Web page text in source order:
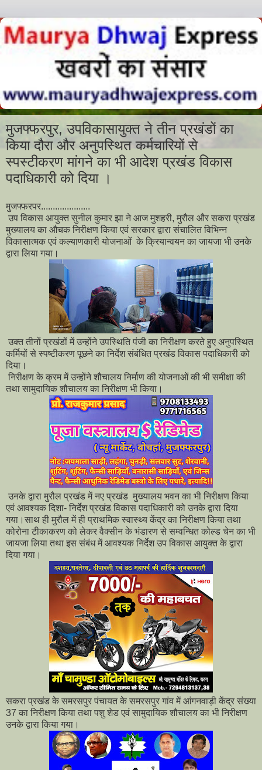
मुजफ्फरपुर, उपविकासायुक्त ने तीन प्रखंडों का
किया दौरा और अनुपस्थित कर्मचारियों से
स्पस्टीकरण मांगने का भी आदेश प्रखंड विकास
पदाधिकारी को दिया ।
मुजफ्फरपर.....................
उप विकास आयुक्त सुनील कुमार झा ने आज मुशहरी, मुरौल और सकरा प्रखंड
मुख्यालय का औचक निरीक्षण किया एवं सरकार द्वारा संचालित विभिन्न
विकासात्मक एवं कल्याणकारी योजनाओं के क्रियान्वयन का जायजा भी उनके
द्वारा लिया गया।
उक्त तीनों प्रखंडों में उन्होंने उपस्थिति पंजी का निरीक्षण करते हुए अनुपस्थित
कर्मियों से स्पष्टीकरण पूछने का निर्देश संबंधित प्रखंड विकास पदाधिकारी को
दिया।
निरीक्षण के क्रम में उन्होंने शौचालय निर्माण की योजनाओं की भी समीक्षा की
तथा सामुदायिक शौचालय का निरीक्षण भी किया।
उनके द्वारा मुरौल प्रखंड में नए प्रखंड मुख्यालय भवन का भी निरीक्षण किया
एवं आवश्यक दिशा- निर्देश प्रखंड विकास पदाधिकारी को उनके द्वारा दिया
गया।साथ ही मुरौल में ही प्राथमिक स्वास्थ्य केंद्र का निरीक्षण किया तथा
कोरोना टीकाकरण को लेकर वैक्सीन के भंडारण से सम्वन्धित कोल्ड चेन का भी
जायजा लिया तथा इस संबंध में आवश्यक निर्देश उप विकास आयुक्त के द्वारा
दिया गया।
सकरा प्रखंड के समरसपुर पंचायत के समरसपुर गांव में आंगनवाड़ी केंद्र संख्या
37 का निरीक्षण किया तथा पशु शेड एवं सामुदायिक शौचालय का भी निरीक्षण
उनके द्वारा किया गया।